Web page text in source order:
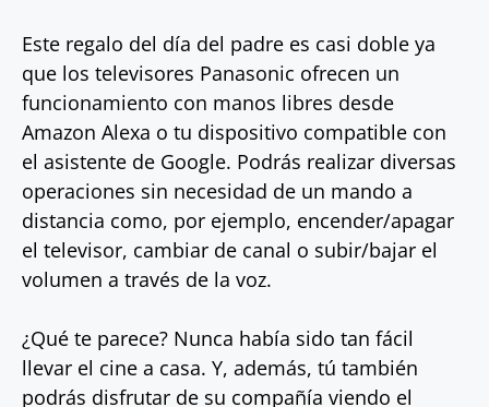
Este regalo del día del padre es casi doble ya
que los televisores Panasonic ofrecen un
funcionamiento con manos libres desde
Amazon Alexa o tu dispositivo compatible con
el asistente de Google. Podrás realizar diversas
operaciones sin necesidad de un mando a
distancia como, por ejemplo, encender/apagar
el televisor, cambiar de canal o subir/bajar el
volumen a través de la voz.
¿Qué te parece? Nunca había sido tan fácil
llevar el cine a casa. Y, además, tú también
podrás disfrutar de su compañía viendo el